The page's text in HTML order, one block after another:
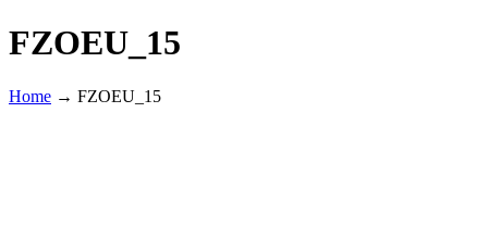
FZOEU_15
Home → FZOEU_15